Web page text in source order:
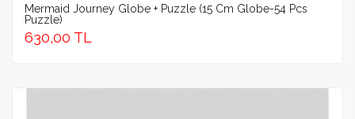
Mermaid Journey Globe + Puzzle (15 Cm Globe-54 Pcs
Puzzle)
630,00 TL